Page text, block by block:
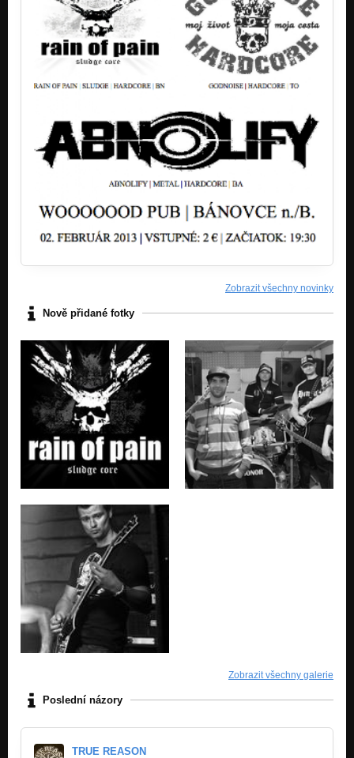
Zobrazit všechny novinky
Nově přidané fotky
Zobrazit všechny galerie
Poslední názory
TRUE REASON